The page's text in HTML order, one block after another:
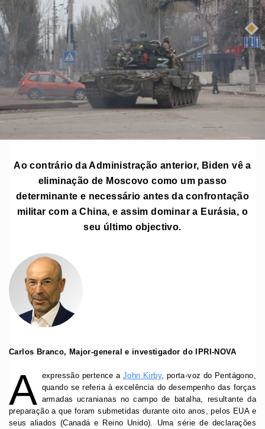
Ao contrário da Administração anterior, Biden vê a
eliminação de Moscovo como um passo
determinante e necessário antes da confrontação
militar com a China, e assim dominar a Eurásia, o
seu último objectivo.
Carlos Branco, Major-general e investigador do IPRI-NOVA
A expressão pertence aJohn Kirby, porta-voz do Pentágono,
quando se referia à excelência do desempenho das forças
armadas ucranianas no campo de batalha, resultante da
preparação a que foram submetidas durante oito anos, pelos EUA e
seus aliados (Canadá e Reino Unido). Uma série de declarações